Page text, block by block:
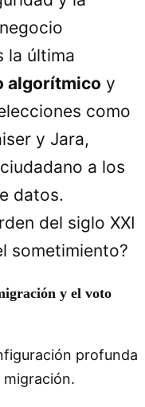
la última
algorítmico y
como
y Jara,
a los
datos.
del siglo XXI
sometimiento?
y el voto
profunda
migración.